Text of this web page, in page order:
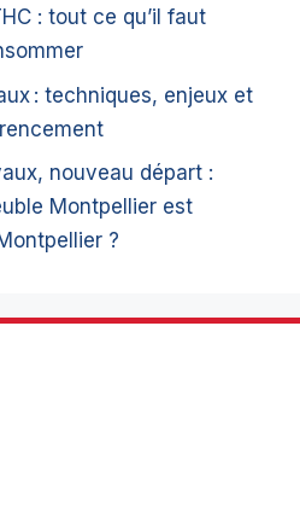
: tout ce qu’il faut
: techniques, enjeux et
nouveau départ :
Montpellier est
?